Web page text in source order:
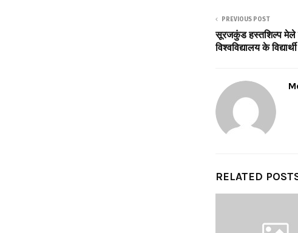
PREVIOUS POST
सूरजकुंड हस्तशिल्प मेले
विश्वविद्यालय के
RELATED